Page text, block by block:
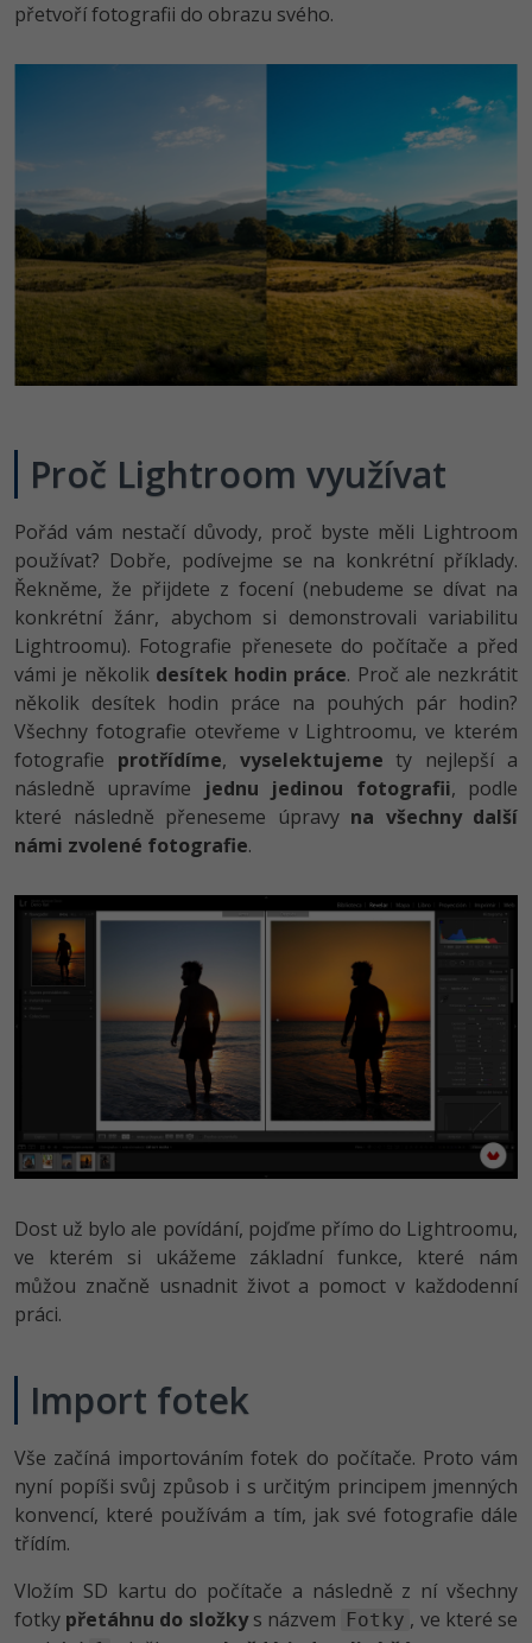
přetvoří fotografii do obrazu svého.
Proč Lightroom využívat
Pořád vám nestačí důvody, proč byste měli Lightroom
používat? Dobře, podívejme se na konkrétní příklady.
Řekněme, že přijdete z focení (nebudeme se dívat na
konkrétní žánr, abychom si demonstrovali variabilitu
Lightroomu). Fotografie přenesete do počítače a před
vámi je několik desítek hodin práce. Proč ale nezkrátit
několik desítek hodin práce na pouhých pár hodin?
Všechny fotografie otevřeme v Lightroomu, ve kterém
fotografie protřídíme, vyselektujeme ty nejlepší a
následně upravíme jednu jedinou fotografii, podle
které následně přeneseme úpravy na všechny další
námi zvolené fotografie.
Dost už bylo ale povídání, pojďme přímo do Lightroomu,
ve kterém si ukážeme základní funkce, které nám
můžou značně usnadnit život a pomoct v každodenní
práci.
Import fotek
Vše začíná importováním fotek do počítače. Proto vám
nyní popíši svůj způsob i s určitým principem jmenných
konvencí, které používám a tím, jak své fotografie dále
třídím.
Vložím SD kartu do počítače a následně z ní všechny
fotky přetáhnu do složkys názvem Fotky , ve které se